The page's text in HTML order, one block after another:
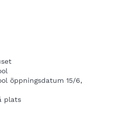
öppningsdatum 15/6,
plats